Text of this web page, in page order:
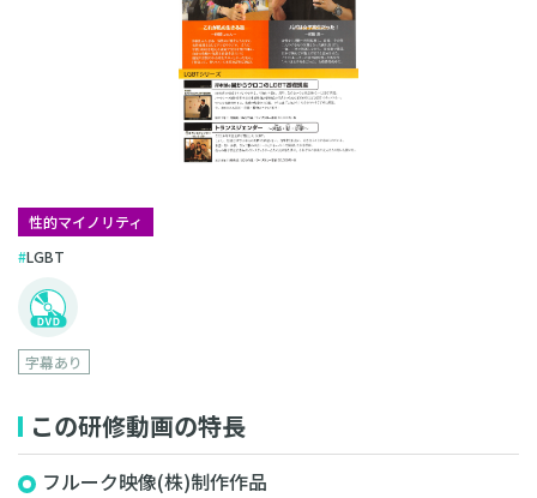
性的マイノリティ
LGBT
字幕あり
この研修動画の特長
フルーク映像(株)制作作品